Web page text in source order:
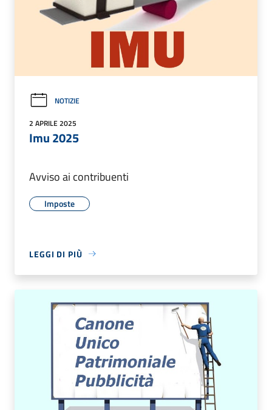
NOTIZIE
2 APRILE 2025
Imu 2025
Avviso ai contribuenti
Imposte
LEGGI DI PIÙ